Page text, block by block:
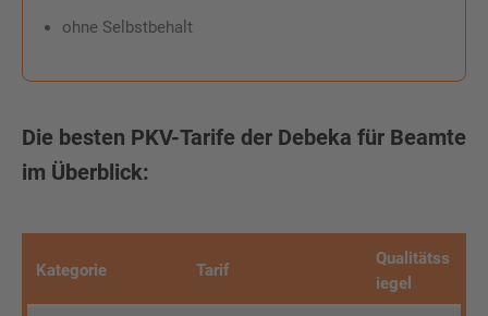
ohne Selbstbehalt
Die besten PKV-Tarife der Debeka für Beamte
im Überblick:
Kategorie Tarif
Qualitätss
iegel